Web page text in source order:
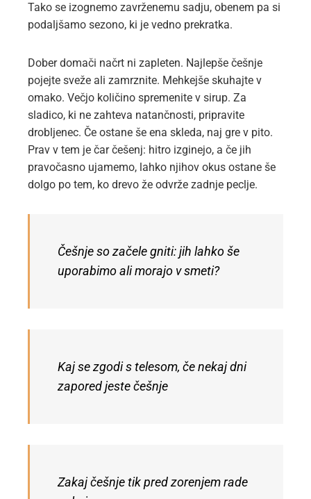
Tako se izognemo zavrženemu sadju, obenem pa si
podaljšamo sezono, ki je vedno prekratka.
Dober domači načrt ni zapleten. Najlepše češnje
pojejte sveže ali zamrznite. Mehkejše skuhajte v
omako. Večjo količino spremenite v sirup. Za
sladico, ki ne zahteva natančnosti, pripravite
drobljenec. Če ostane še ena skleda, naj gre v pito.
Prav v tem je čar češenj: hitro izginejo, a če jih
pravočasno ujamemo, lahko njihov okus ostane še
dolgo po tem, ko drevo že odvrže zadnje peclje.
Češnje so začele gniti: jih lahko še
uporabimo ali morajo v smeti?
Kaj se zgodi s telesom, če nekaj dni
zapored jeste češnje
Zakaj češnje tik pred zorenjem rade